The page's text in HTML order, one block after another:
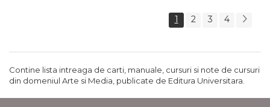
1 2 3 4
Contine lista intreaga de carti, manuale, cursuri si note de cursuri
din domeniul Arte si Media, publicate de Editura Universitara.